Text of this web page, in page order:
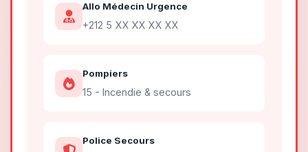
Allo Médecin Urgence
+212 5 XX XX XX XX
Pompiers
15 - Incendie & secours
Police Secours